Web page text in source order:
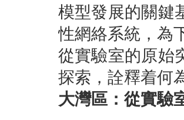
模型發展的關鍵
性網絡系統，
從實驗室的原始
探索，詮釋着何
大灣區：從實驗